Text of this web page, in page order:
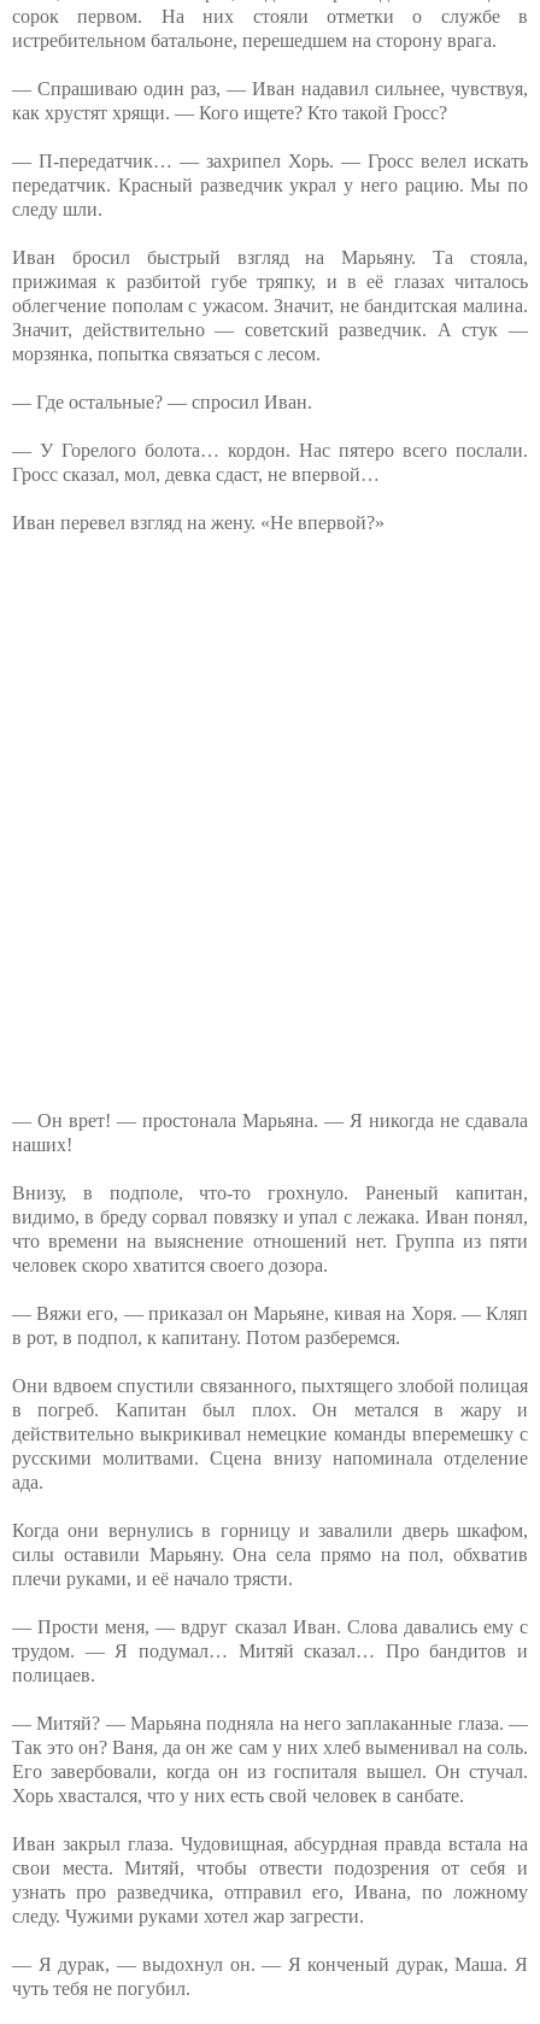
сорок первом. На них стояли отметки о службе в
истребительном батальоне, перешедшем на сторону врага.
— Спрашиваю один раз, — Иван надавил сильнее, чувствуя,
как хрустят хрящи. — Кого ищете? Кто такой Гросс?
— П-передатчик… — захрипел Хорь. — Гросс велел искать
передатчик. Красный разведчик украл у него рацию. Мы по
следу шли.
Иван бросил быстрый взгляд на Марьяну. Та стояла,
прижимая к разбитой губе тряпку, и в её глазах читалось
облегчение пополам с ужасом. Значит, не бандитская малина.
Значит, действительно — советский разведчик. А стук —
морзянка, попытка связаться с лесом.
— Где остальные? — спросил Иван.
— У Горелого болота… кордон. Нас пятеро всего послали.
Гросс сказал, мол, девка сдаст, не впервой…
Иван перевел взгляд на жену. «Не впервой?»
— Он врет! — простонала Марьяна. — Я никогда не сдавала
наших!
Внизу, в подполе, что-то грохнуло. Раненый капитан,
видимо, в бреду сорвал повязку и упал с лежака. Иван понял,
что времени на выяснение отношений нет. Группа из пяти
человек скоро хватится своего дозора.
— Вяжи его, — приказал он Марьяне, кивая на Хоря. — Кляп
в рот, в подпол, к капитану. Потом разберемся.
Они вдвоем спустили связанного, пыхтящего злобой полицая
в погреб. Капитан был плох. Он метался в жару и
действительно выкрикивал немецкие команды вперемешку с
русскими молитвами. Сцена внизу напоминала отделение
ада.
Когда они вернулись в горницу и завалили дверь шкафом,
силы оставили Марьяну. Она села прямо на пол, обхватив
плечи руками, и её начало трясти.
— Прости меня, — вдруг сказал Иван. Слова давались ему с
трудом. — Я подумал… Митяй сказал… Про бандитов и
полицаев.
— Митяй? — Марьяна подняла на него заплаканные глаза. —
Так это он? Ваня, да он же сам у них хлеб выменивал на соль.
Его завербовали, когда он из госпиталя вышел. Он стучал.
Хорь хвастался, что у них есть свой человек в санбате.
Иван закрыл глаза. Чудовищная, абсурдная правда встала на
свои места. Митяй, чтобы отвести подозрения от себя и
узнать про разведчика, отправил его, Ивана, по ложному
следу. Чужими руками хотел жар загрести.
— Я дурак, — выдохнул он. — Я конченый дурак, Маша. Я
чуть тебя не погубил.